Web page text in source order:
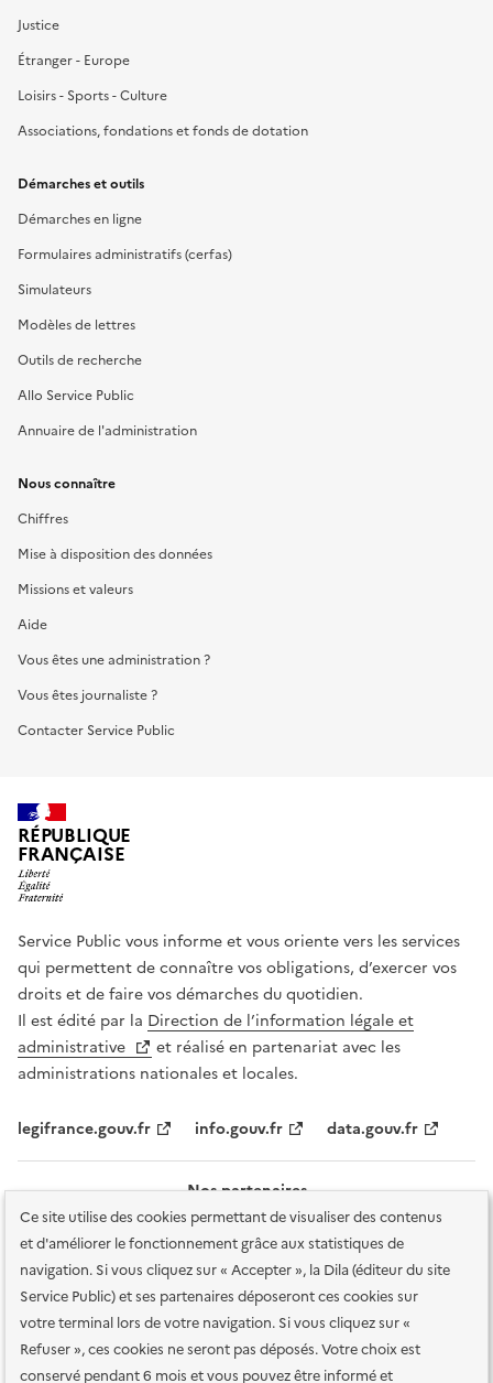
Ce site utilise des cookies permettant de visualiser des contenus
et d'améliorer le fonctionnement grâce aux statistiques de
navigation. Si vous cliquez sur « Accepter », la Dila (éditeur du site
Service Public) et ses partenaires déposeront ces cookies sur
votre terminal lors de votre navigation. Si vous cliquez sur «
Refuser », ces cookies ne seront pas déposés. Votre choix est
conservé pendant 6 mois et vous pouvez être informé et
Justice
Étranger - Europe
Loisirs - Sports - Culture
Associations, fondations et fonds de dotation
Démarches et outils
Démarches en ligne
Formulaires administratifs (cerfas)
Simulateurs
Modèles de lettres
Outils de recherche
Allo Service Public
Annuaire de l'administration
Nous connaître
Chiffres
Mise à disposition des données
Missions et valeurs
Aide
Vous êtes une administration ?
Vous êtes journaliste ?
Contacter Service Public
RÉPUBLIQUE
FRANÇAISE
Service Public vous informe et vous oriente vers les services
qui permettent de connaître vos obligations, d’exercer vos
droits et de faire vos démarches du quotidien.
Il est édité par la Direction de l’information légale et
administrative
et réalisé en partenariat avec les
administrations nationales et locales.
legifrance.gouv.fr info.gouv.fr data.gouv.fr
Nos partenaires
Plan du site Accessibilité : totalement conforme
Accessibilité des
services en ligne Mentions légales Données personnelles et sécurité